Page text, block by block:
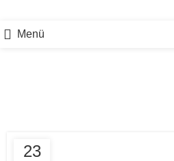
Menü
23
DECORATION